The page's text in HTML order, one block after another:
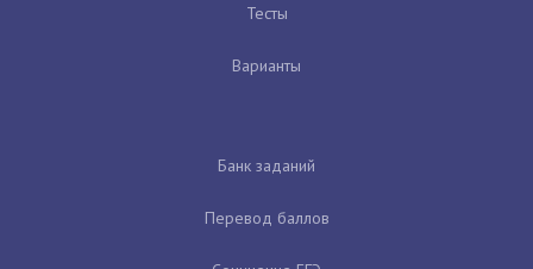
Тесты
Варианты
Банк заданий
Перевод баллов